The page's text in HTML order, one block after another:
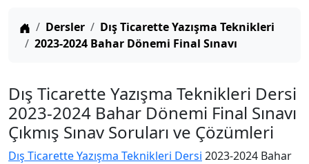
Anasayfa
Dersler
Dış Ticarette Yazışma Teknikleri
2023-2024 Bahar Dönemi Final Sınavı
Dış Ticarette Yazışma Teknikleri Dersi
2023-2024 Bahar Dönemi Final Sınavı
Çıkmış Sınav Soruları ve Çözümleri
Dış Ticarette Yazışma Teknikleri Dersi 2023-2024 Bahar